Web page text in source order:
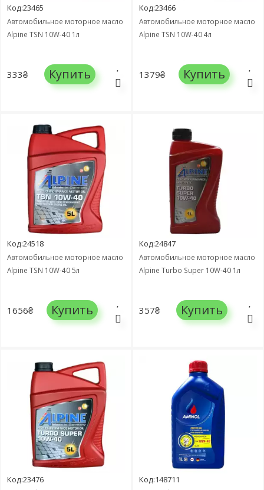
Код:23465
Автомобильное моторное масло
Alpine TSN 10W-40 1л
333₴ Купить
Код:23466
Автомобильное моторное масло
Alpine TSN 10W-40 4л
1379₴ Купить
Код:24518
Автомобильное моторное масло
Alpine TSN 10W-40 5л
1656₴ Купить
Код:24847
Автомобильное моторное масло
Alpine Turbo Super 10W-40 1л
357₴ Купить
Код:23476 Код:148711